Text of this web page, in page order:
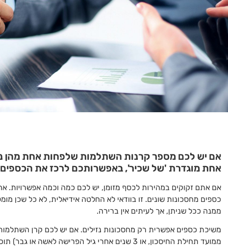
אם יש לכם מספר קרנות השתלמות שלפחות אחת מהן
אחת מוגדרת 'של שכיר', באפשרותכם לרכז את הכספים
אם אתם זקוקים במהירות לכסף מזומן, יש לכם כמה וכמה אפשרויות.
כספים מחסכונות שונים. זו בוודאי לא החלטה אידיאלית, לא כל שכן
ממנה ככל שניתן, אך לעיתים אין ברירה.
ממועד תחילת החיסכון, או 3 שנים אחרי גיל הפרישה לאשה או גבר) תוכלו למשוך ממנה כספים.